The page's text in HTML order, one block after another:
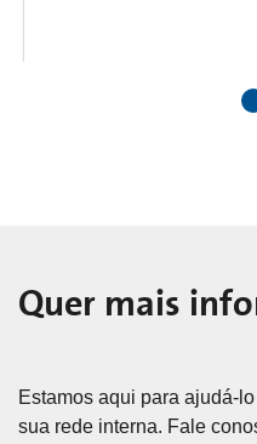
Quer mais
Estamos aqui para ajudá-
sua rede interna. Fale